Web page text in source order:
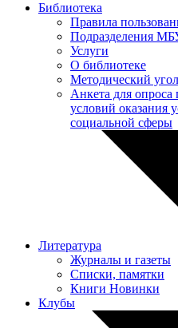
Библиотека
Правила
Подразделения
Услуги
О библиотеке
Методический
Анкета для опроса
условий оказания
социальной сферы
Литература
Журналы и газеты
Списки, памятки
Книги Новинки
Клубы